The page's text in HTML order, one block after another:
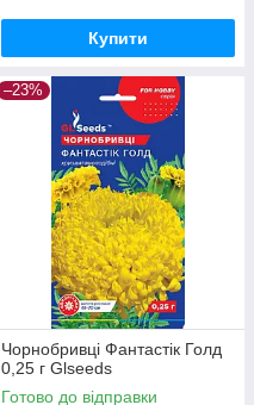
Купити
–23%
Чорнобривці Фантастік Голд
0,25 г Glseeds
Готово до відправки